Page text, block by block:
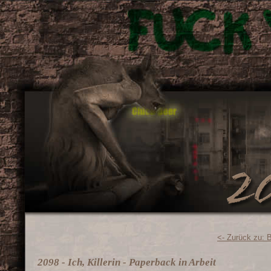
<- Zurück zu:
2098 - Ich, Killerin - Paperback in Arbeit